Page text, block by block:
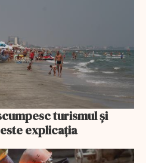
turismul și
explicația